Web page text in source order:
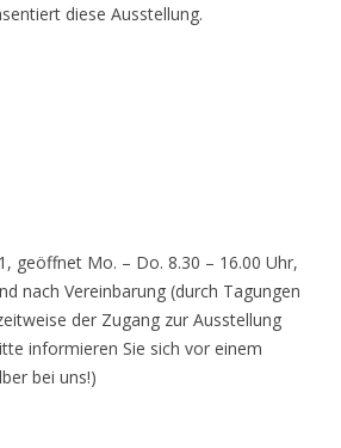
diese Ausstellung.
geöffnet Mo. – Do. 8.30 – 16.00 Uhr,
nach Vereinbarung (durch Tagungen
der Zugang zur Ausstellung
informieren Sie sich vor einem
bei uns!)